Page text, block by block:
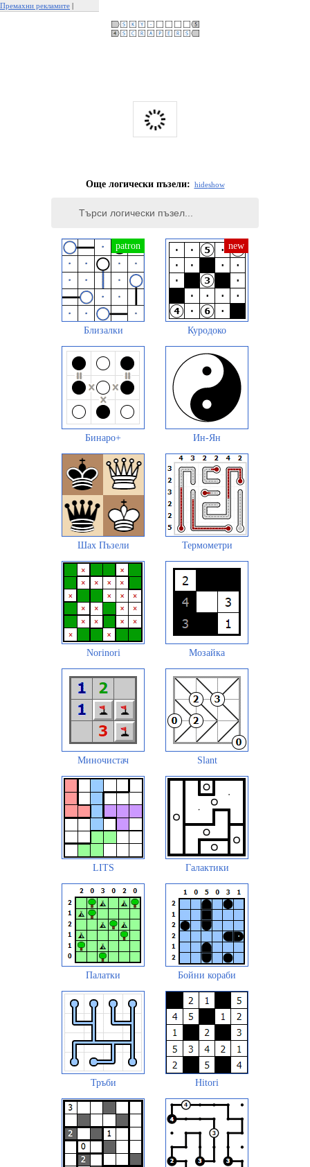
Премахни рекламите |
Още логически пъзели: hideshow
Близалки Куродоко
Бинаро+ Ин-Ян
Шах Пъзели Термометри
Norinori Мозайка
Миночистач Slant
LITS Галактики
Палатки Бойни кораби
Тръби Hitori